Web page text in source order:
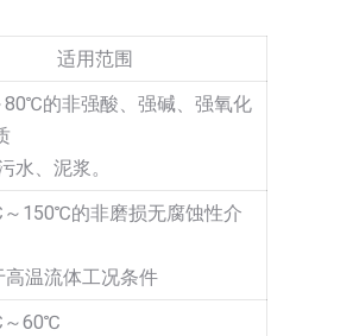
适用范围
的非强酸、强碱、强氧化
水、泥浆。
150℃的非磨损无腐蚀性介
高温流体工况条件
60℃